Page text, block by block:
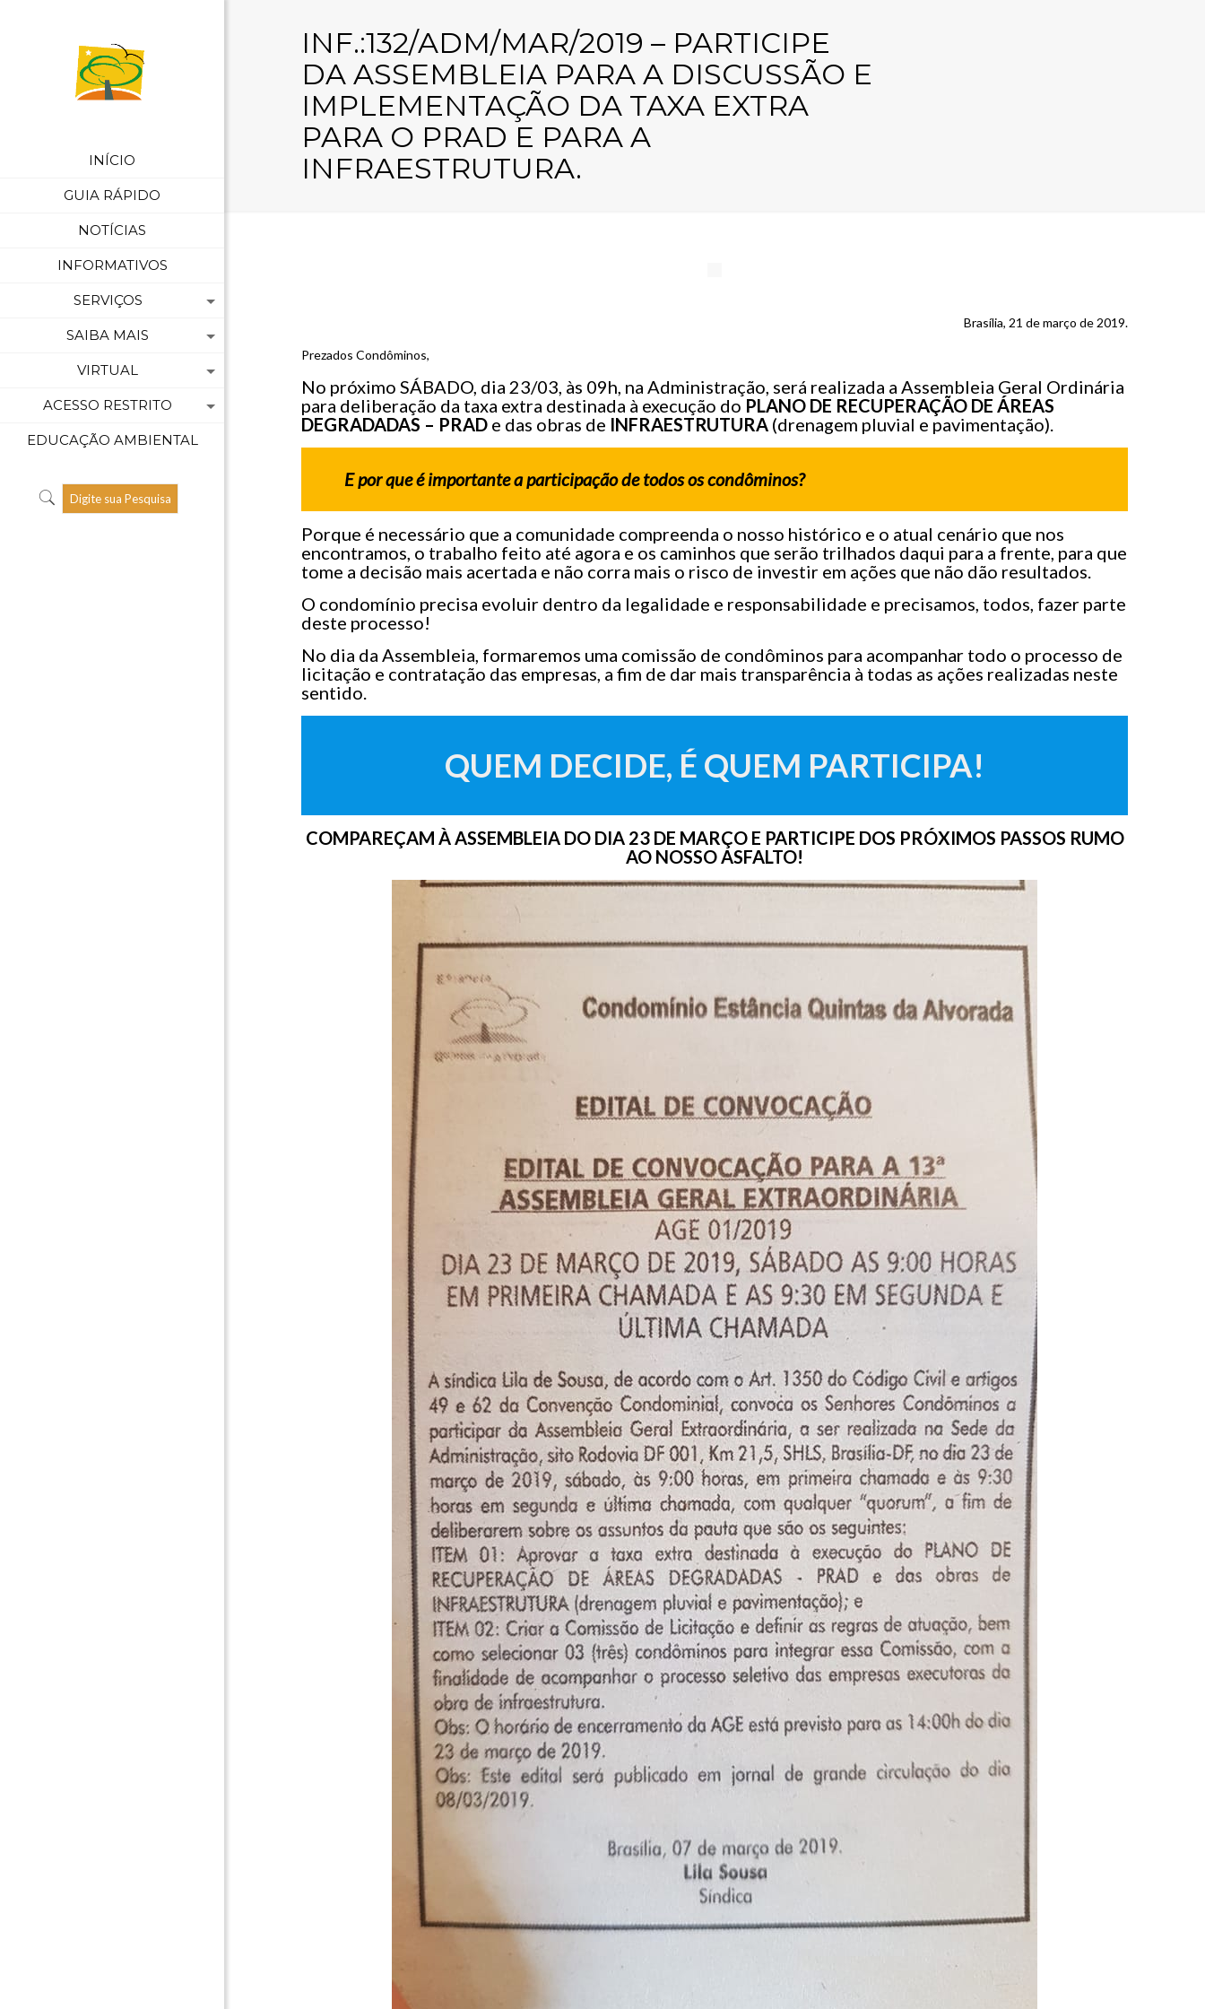
INÍCIO
GUIA RÁPIDO
NOTÍCIAS
INFORMATIVOS
SERVIÇOS
SAIBA MAIS
VIRTUAL
ACESSO RESTRITO
EDUCAÇÃO AMBIENTAL
INF.:132/ADM/MAR/2019 – PARTICIPE
DA ASSEMBLEIA PARA A DISCUSSÃO E
IMPLEMENTAÇÃO DA TAXA EXTRA
PARA O PRAD E PARA A
INFRAESTRUTURA.
Brasília, 21 de março de 2019.
Prezados Condôminos,
No próximo SÁBADO, dia 23/03, às 09h, na Administração, será realizada a Assembleia Geral Ordinária
para deliberação da taxa extra destinada à execução do PLANO DE RECUPERAÇÃO DE ÁREAS
DEGRADADAS – PRAD e das obras de INFRAESTRUTURA (drenagem pluvial e pavimentação).
E por que é importante a participação de todos os condôminos?
Porque é necessário que a comunidade compreenda o nosso histórico e o atual cenário que nos
encontramos, o trabalho feito até agora e os caminhos que serão trilhados daqui para a frente, para que
tome a decisão mais acertada e não corra mais o risco de investir em ações que não dão resultados.
O condomínio precisa evoluir dentro da legalidade e responsabilidade e precisamos, todos, fazer parte
deste processo!
No dia da Assembleia, formaremos uma comissão de condôminos para acompanhar todo o processo de
licitação e contratação das empresas, a fim de dar mais transparência à todas as ações realizadas neste
sentido.
QUEM DECIDE, É QUEM PARTICIPA!
COMPAREÇAM À ASSEMBLEIA DO DIA 23 DE MARÇO E PARTICIPE DOS PRÓXIMOS PASSOS RUMO
AO NOSSO ASFALTO!